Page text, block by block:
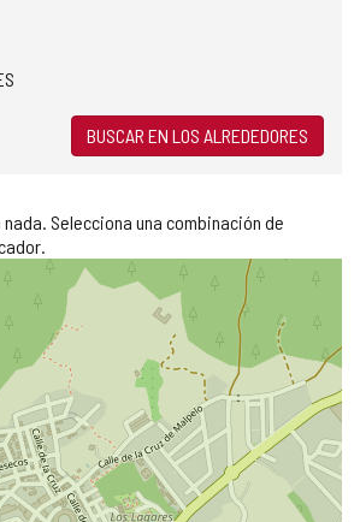
BUSCAR EN LOS ALREDEDORES
Selecciona una combinación de